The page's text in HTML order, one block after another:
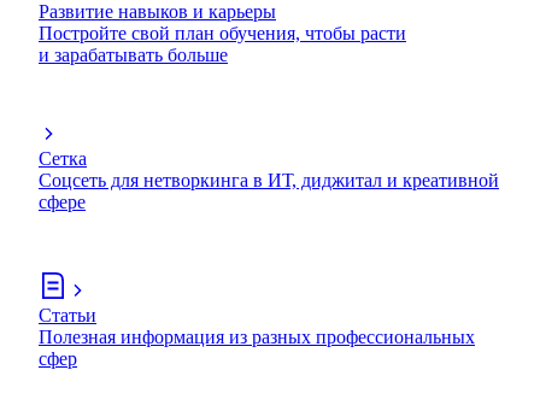
Развитие навыков и карьеры
Постройте свой план обучения, чтобы расти
и зарабатывать больше
Сетка
Соцсеть для нетворкинга в ИТ, диджитал и креативной
сфере
Статьи
Полезная информация из разных профессиональных
сфер